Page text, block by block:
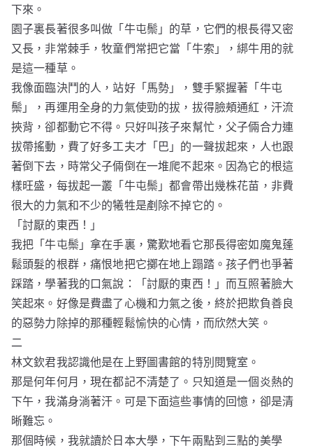
下來。
園子裏長著很多叫做「牛屯鬃」的草，它們的根長得又密
又長，非常棘手，牧童們常把它當「牛索」，綁牛用的就
是這一種草。
我像面臨決鬥的人，站好「馬勢」，雙手緊握著「牛屯
鬃」，再運用全身的力氣使勁的拔，拔得臉頰通紅，汗流
挾背，卻都動它不得。只好叫孩子來幫忙，父子倆合力連
拔帶搖動，費了好多工夫才「巴」的一聲拔起來，人也跟
著倒下去，時常父子倆倒在一堆爬不起來。因為它的根這
樣旺盛，每拔起一叢「牛屯鬃」都會帶出幾株花苗，非費
很大的力氣和不少的犧牲是剷除不掉它的。
「討厭的東西！」
我把「牛屯鬃」拿在手裏，驚歎地看它那長得密如魔鬼蓬
鬆頭髮的根群，痛恨地把它擲在地上蹋踏。孩子們也爭著
踩踏，學著我的口氣說：「討厭的東西！」而互照著臉大
笑起來。好像是費盡了心機和力氣之後，終於把欺負善良
的惡勢力除掉的那種輕鬆愉快的心情，而欣然大笑。
二
林文欽君我認識他是在上野圖書館的特別閱覽室。
那是何年何月，現在都記不清楚了。只知道是一個炎熱的
下午，我滿身淌著汗。可是下面這些事情的回憶，卻是清
晰難忘。
那個時候，我就讀於日本大學，下午兩點到三點的美學